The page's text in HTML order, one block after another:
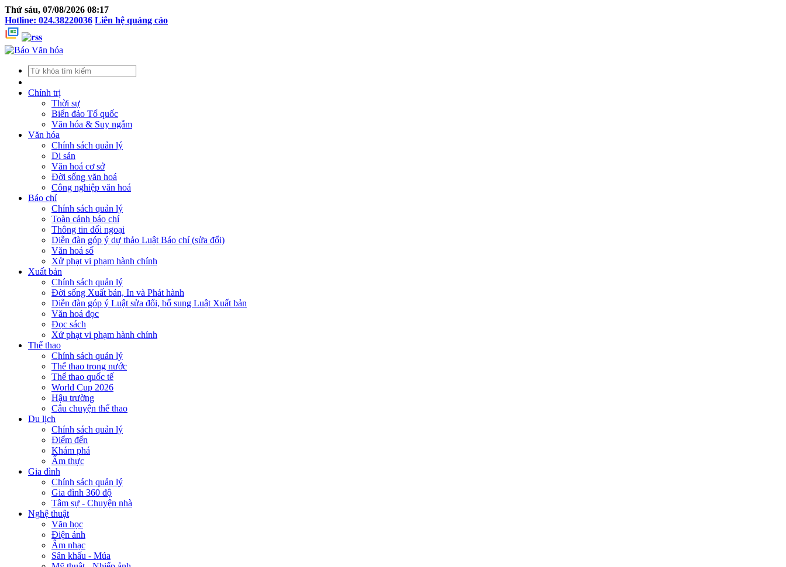
Thứ sáu, 07/08/2026 08:17
Hotline: 024.38220036 Liên hệ quảng cáo
Chính trị
Thời sự
Biển đảo Tổ quốc
Văn hóa & Suy ngẫm
Văn hóa
Chính sách quản lý
Di sản
Văn hoá cơ sở
Đời sống văn hoá
Công nghiệp văn hoá
Báo chí
Chính sách quản lý
Toàn cảnh báo chí
Thông tin đối ngoại
Diễn đàn góp ý dự thảo Luật Báo chí (sửa đổi)
Văn hoá số
Xử phạt vi phạm hành chính
Xuất bản
Chính sách quản lý
Đời sống Xuất bản, In và Phát hành
Diễn đàn góp ý Luật sửa đổi, bổ sung Luật Xuất bản
Văn hoá đọc
Đọc sách
Xử phạt vi phạm hành chính
Thể thao
Chính sách quản lý
Thể thao trong nước
Thể thao quốc tế
World Cup 2026
Hậu trường
Câu chuyện thể thao
Du lịch
Chính sách quản lý
Điểm đến
Khám phá
Ẩm thực
Gia đình
Chính sách quản lý
Gia đình 360 độ
Tâm sự - Chuyện nhà
Nghệ thuật
Văn học
Điện ảnh
Âm nhạc
Sân khấu - Múa